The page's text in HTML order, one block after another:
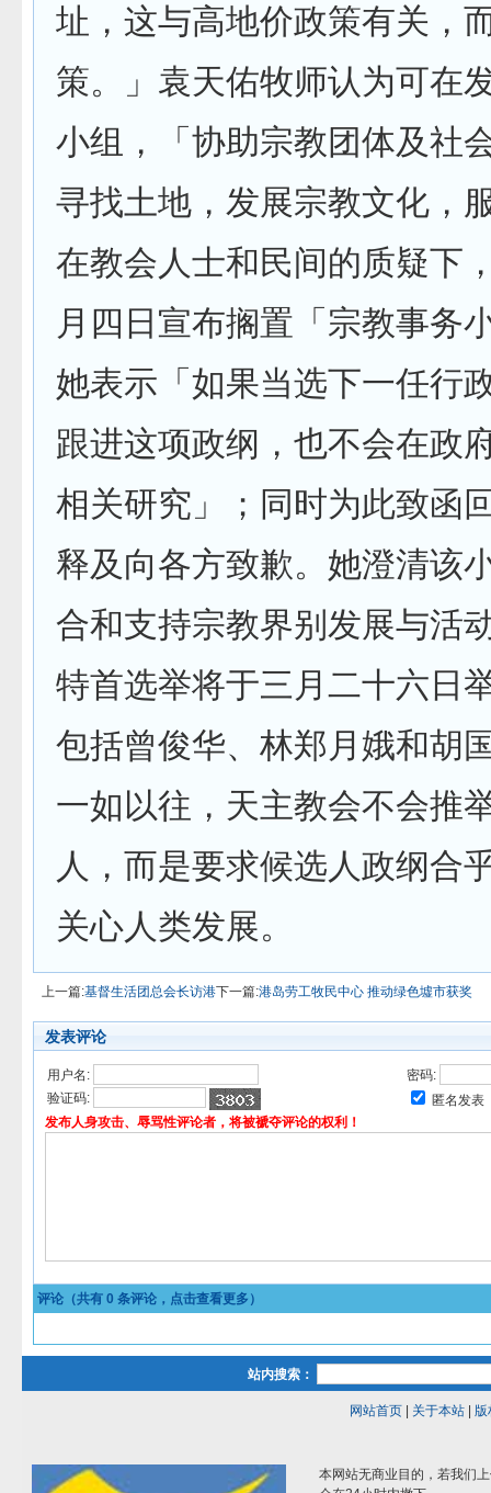
址，这与高地价政策有关，
策。」袁天佑牧师认为可在
小组，「协助宗教团体及社
寻找土地，发展宗教文化，
在教会人士和民间的质疑下
月四日宣布搁置「宗教事务
她表示「如果当选下一任行
跟进这项政纲，也不会在政
相关研究」；同时为此致函
释及向各方致歉。她澄清该
合和支持宗教界别发展与活
特首选举将于三月二十六日
包括曾俊华、林郑月娥和胡
一如以往，天主教会不会推
人，而是要求候选人政纲合
关心人类发展。
上一篇:基督生活团总会长访港下一篇:港岛劳工牧民中心 推动绿色墟市获奖
发表评论
用户名:
密码:
验证码:
匿名发表
发布人身攻击、辱骂性评论者，将被褫夺评论的权利！
评论（共有 0 条评论，点击查看更多）
站内搜索：
网站首页| 关于本站| 版
本网站无商业目的，若我们